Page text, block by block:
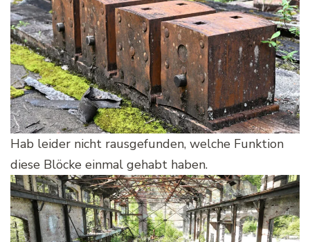
Hab leider nicht rausgefunden, welche Funktion
diese Blöcke einmal gehabt haben.